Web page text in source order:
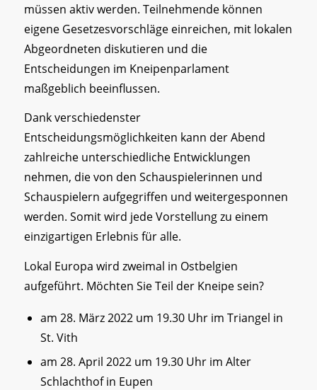
müssen aktiv werden. Teilnehmende können
eigene Gesetzesvorschläge einreichen, mit lokalen
Abgeordneten diskutieren und die
Entscheidungen im Kneipenparlament
maßgeblich beeinflussen.
Dank verschiedenster
Entscheidungsmöglichkeiten kann der Abend
zahlreiche unterschiedliche Entwicklungen
nehmen, die von den Schauspielerinnen und
Schauspielern aufgegriffen und weitergesponnen
werden. Somit wird jede Vorstellung zu einem
einzigartigen Erlebnis für alle.
Lokal Europa wird zweimal in Ostbelgien
aufgeführt. Möchten Sie Teil der Kneipe sein?
am 28. März 2022 um 19.30 Uhr im Triangel in
St. Vith
am 28. April 2022 um 19.30 Uhr im Alter
Schlachthof in Eupen